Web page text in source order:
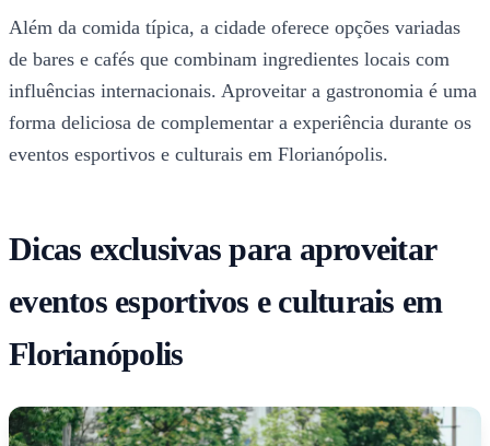
Além da comida típica, a cidade oferece opções variadas
de bares e cafés que combinam ingredientes locais com
influências internacionais. Aproveitar a gastronomia é uma
forma deliciosa de complementar a experiência durante os
eventos esportivos e culturais em Florianópolis.
Dicas exclusivas para aproveitar
eventos esportivos e culturais em
Florianópolis